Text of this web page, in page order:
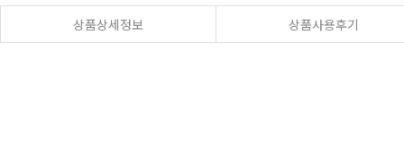
상품상세정보 상품사용후기